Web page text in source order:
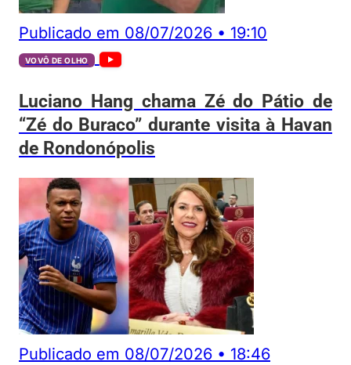
Publicado em 08/07/2026 • 19:10
VOVÔ DE OLHO
Luciano Hang chama Zé do Pátio de
“Zé do Buraco” durante visita à Havan
de Rondonópolis
Publicado em 08/07/2026 • 18:46